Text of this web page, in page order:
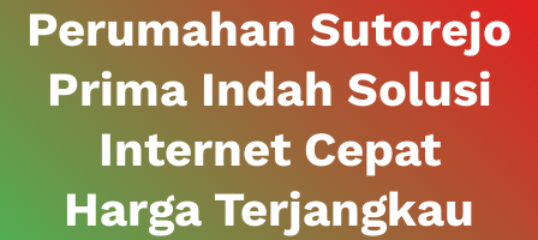
Perumahan Sutorejo
Prima Indah Solusi
Internet Cepat
Harga Terjangkau